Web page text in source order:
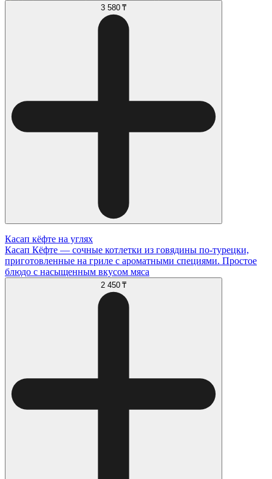
3 580 ₸
Касап кёфте на углях
Касап Кёфте — сочные котлетки из говядины по-турецки,
приготовленные на гриле с ароматными специями. Простое
блюдо с насыщенным вкусом мяса
2 450 ₸